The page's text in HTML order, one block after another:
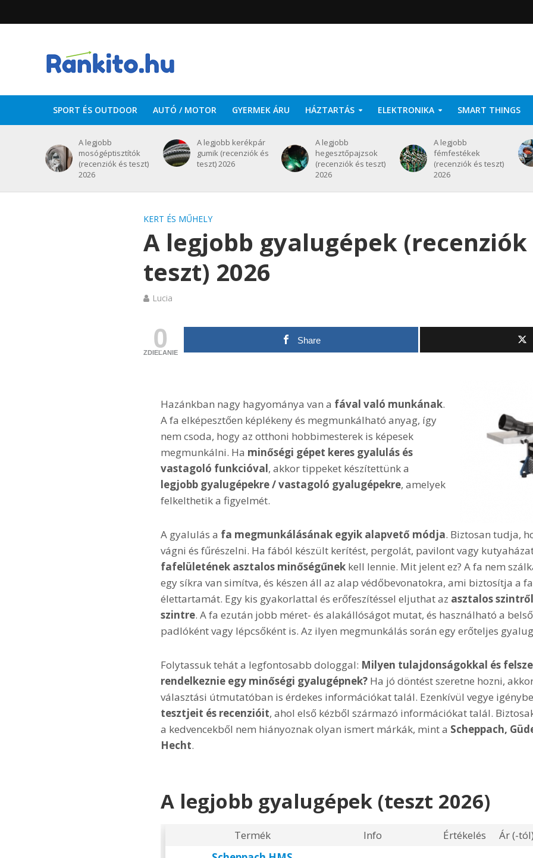
SPORT ÉS OUTDOOR AUTÓ / MOTOR GYERMEK ÁRU HÁZTARTÁS ELEKTRONIKA SMART THINGS
A legjobb
mosógéptisztítók
(recenziók és teszt)
2026
A legjobb kerékpár
gumik (recenziók és
teszt) 2026
A legjobb
hegesztőpajzsok
(recenziók és teszt)
2026
A legjobb
fémfestékek
(recenziók és teszt)
2026
KERT ÉS MŰHELY
A legjobb gyalugépek (recenziók
teszt) 2026
Lucia
0
ZDIEĽANIE
Share
Hazánkban nagy hagyománya van a fával való munkának.
A fa elképesztően képlékeny és megmunkálható anyag, így
nem csoda, hogy az otthoni hobbimesterek is képesek
megmunkálni. Ha minőségi gépet keres gyalulás és
vastagoló funkcióval, akkor tippeket készítettünk a
legjobb gyalugépekre / vastagoló gyalugépekre, amelyek
felkelthetik a figyelmét.
A gyalulás a fa megmunkálásának egyik alapvető módja. Biztosan tudja,
vágni és fűrészelni. Ha fából készült kerítést, pergolát, pavilont vagy
fafelületének asztalos minőségűnekkell lennie. Mit jelent ez? A fa nem
egy síkra van simítva, és készen áll az alap védőbevonatokra, ami biztosítja a
élettartamát. Egy kis gyakorlattal és erőfeszítéssel eljuthat az asztalos
szintre. A fa ezután jobb méret- és alakállóságot mutat, és használható a
padlóként vagy lépcsőként is. Az ilyen megmunkálás során egy erőteljes
Folytassuk tehát a legfontosabb dologgal: Milyen tulajdonságokkal és
rendelkeznie egy minőségi gyalugépnek?Ha jó döntést szeretne hozni,
választási útmutatóban is érdekes információkat talál. Ezenkívül vegye
tesztjeit és recenzióit, ahol első kézből származó információkat talál.
a kedvencekből nem hiányoznak olyan ismert márkák, mint a Scheppach,
Hecht.
A legjobb gyalugépek (teszt 2026)
Termék Info Értékelés Ár (-